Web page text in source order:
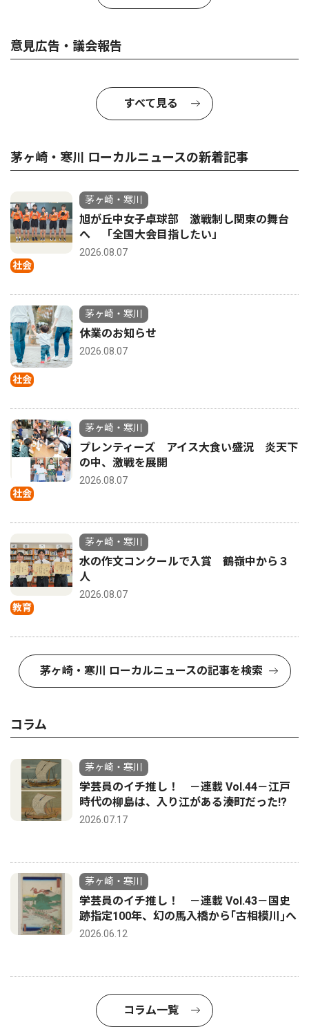
意見広告・議会報告
すべて見る
茅ヶ崎・寒川 ローカルニュースの新着記事
社会
茅ヶ崎・寒川
旭が丘中女子卓球部 激戦制し関東の舞台
へ 「全国大会目指したい」
2026.08.07
社会
茅ヶ崎・寒川
休業のお知らせ
2026.08.07
社会
茅ヶ崎・寒川
プレンティーズ アイス大食い盛況 炎天下
の中、激戦を展開
2026.08.07
教育
茅ヶ崎・寒川
水の作文コンクールで入賞 鶴嶺中から３
人
2026.08.07
茅ヶ崎・寒川 ローカルニュースの記事を検索
コラム
茅ヶ崎・寒川
学芸員のイチ推し！ －連載 Vol.44－江戸
時代の柳島は、入り江がある湊町だった!?
2026.07.17
茅ヶ崎・寒川
学芸員のイチ推し！ －連載 Vol.43－国史
跡指定100年、幻の馬入橋から｢古相模川｣へ
2026.06.12
コラム一覧